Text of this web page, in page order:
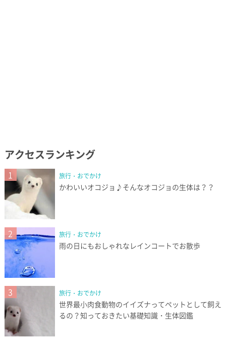
アクセスランキング
1 旅行・おでかけ
かわいいオコジョ♪そんなオコジョの生体は？？
2 旅行・おでかけ
雨の日にもおしゃれなレインコートでお散歩
3 旅行・おでかけ
世界最小肉食動物のイイズナってペットとして飼え
るの？知っておきたい基礎知識・生体図鑑